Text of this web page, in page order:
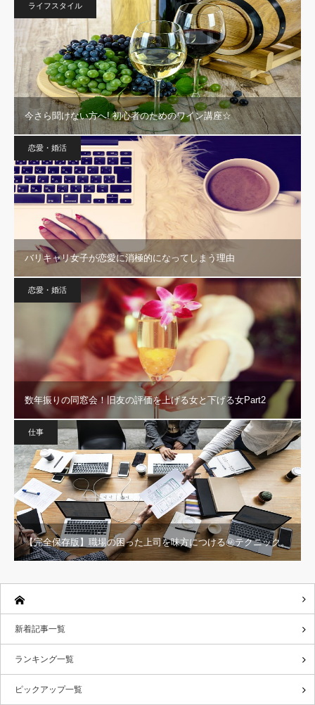
ライフスタイル
今さら聞けない方へ! 初心者のためのワイン講座☆
恋愛・婚活
バリキャリ女子が恋愛に消極的になってしまう理由
恋愛・婚活
数年振りの同窓会！旧友の評価を上げる女と下げる女Part2
仕事
【完全保存版】職場の困った上司を味方につける㊙テクニック。
新着記事一覧
ランキング一覧
ピックアップ一覧